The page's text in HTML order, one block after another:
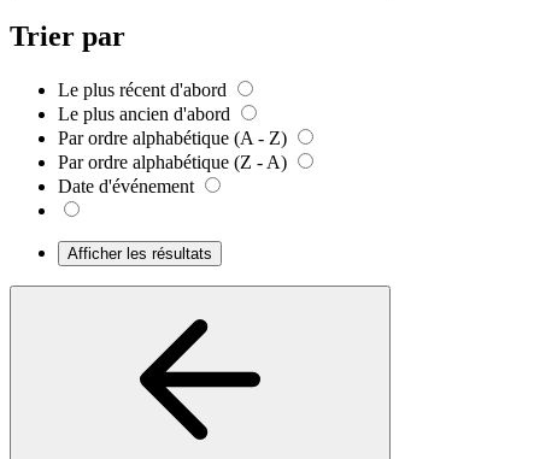
Trier par
Le plus récent d'abord
Le plus ancien d'abord
Par ordre alphabétique (A - Z)
Par ordre alphabétique (Z - A)
Date d'événement
Afficher les résultats